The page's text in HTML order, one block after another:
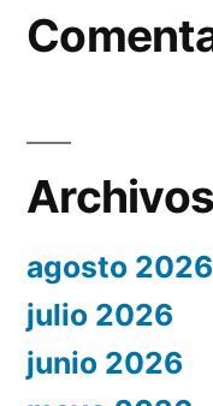
Archivos
agosto 2026
julio 2026
junio 2026